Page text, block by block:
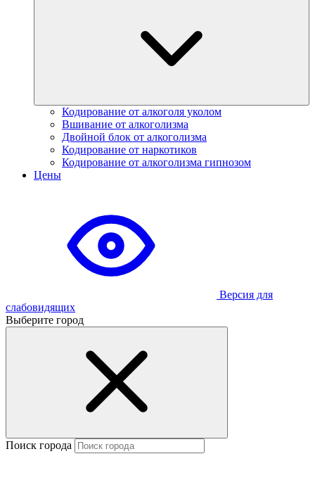
Кодирование от алкоголя уколом
Вшивание от алкоголизма
Двойной блок от алкоголизма
Кодирование от наркотиков
Кодирование от алкоголизма гипнозом
Цены
Версия для
слабовидящих
Выберите город
Поиск города